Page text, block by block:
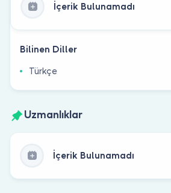
İçerik Bulunamadı
Bilinen Diller
Türkçe
Uzmanlıklar
İçerik Bulunamadı